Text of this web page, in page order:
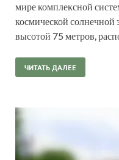
мире комплексной
космической солнечной
высотой 75 метров,
ЧИТАТЬ ДАЛЕЕ